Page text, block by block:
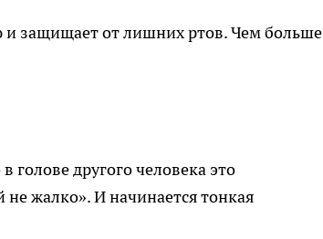
защищает от лишних ртов. Чем больше
голове другого человека это
не жалко». И начинается тонкая